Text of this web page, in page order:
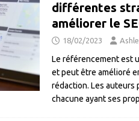
différentes
améliorer le
18/02/2023
Le référencement est
et peut être amélioré
rédaction. Les auteurs
chacune ayant ses